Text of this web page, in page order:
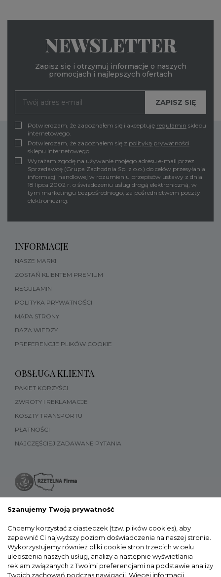
NEWSLETTER
Zapisz się i otrzymuj informacje o naszych
promocjach i najlepszych ofertach
Potwierdzam, że zapoznałem się i akceptuję regulamin sklepu
internetowego.
Potwierdzam, że zapoznałem się z polityką prywatności
sklepu internetowego
Wyrażam zgodę na używanie mojego adresu e-mail przez
Sprzedawcę (Grupa Zachodnia Sp. z o.o.) do celów przesyłania
informacji handlowej w rozumieniu przepisów ustawy z dnia
18 lipca 2002 r. o świadczeniu usług drogą elektroniczną, w
tym marketingu bezpośredniego, za pośrednictwem poczty
elektronicznej.
INFORMACJE
NASZE MARKI
ZOSTAŃ KLIENTEM PREMIUM
REGULAMIN
POLITYKA PRYWATNOŚCI
MAPA STRONY
BAZA WIEDZY
PREFERENCJE PLIKÓW COOKIE
OBSŁUGA KLIENTA
PAKIET KORZYŚCI
ZWROTY I REKLAMACJE
KOSZTY TRANSPORTU
PŁATNOŚCI
NAJCZĘŚCIEJ ZADAWANE PYTANIA
Szanujemy Twoją prywatność
Chcemy korzystać z ciasteczek (tzw. plików cookies), aby
zapewnić Ci najwyższy poziom doświadczenia na naszej stronie.
Wykorzystujemy również pliki cookie stron trzecich w celu
ulepszenia naszych usług, analizy a następnie wyświetlania
reklam związanych z Twoimi preferencjami na podstawie analizy
Twoich zachowań podczas nawigacji. Więcej informacji